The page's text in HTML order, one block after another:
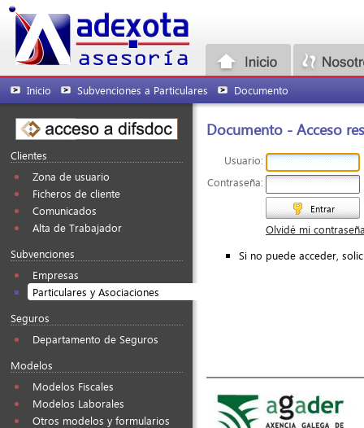
Inicio Subvenciones a Particulares Documento
Clientes
Zona de usuario
Ficheros de cliente
Comunicados
Alta de Trabajador
Subvenciones
Empresas
Particulares y Asociaciones
Seguros
Departamento de Seguros
Modelos
Modelos Fiscales
Modelos Laborales
Otros modelos y formularios
Documento - Acceso
Usuario:
Contraseña:
Entrar
Olvidé mi
Si no puede acceder,